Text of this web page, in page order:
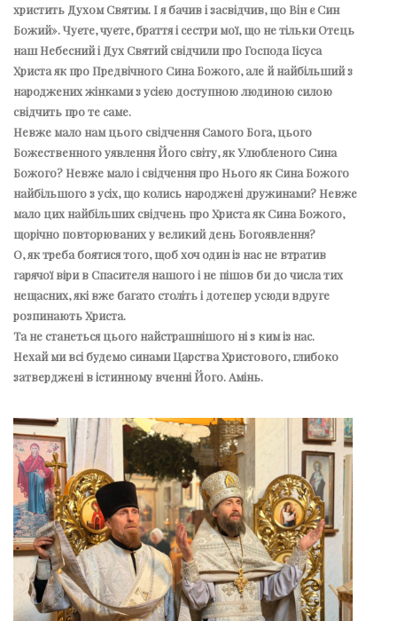
христить Духом Святим. І я бачив і засвідчив, що Він є Син
Божий». Чуєте, чуєте, браття і сестри мої, що не тільки Отець
наш Небесний і Дух Святий свідчили про Господа Іісуса
Христа як про Предвічного Сина Божого, але й найбільший з
народжених жінками з усією доступною людиною силою
свідчить про те саме.
Невже мало нам цього свідчення Самого Бога, цього
Божественного уявлення Його світу, як Улюбленого Сина
Божого? Невже мало і свідчення про Нього як Сина Божого
найбільшого з усіх, що колись народжені дружинами? Невже
мало цих найбільших свідчень про Христа як Сина Божого,
щорічно повторюваних у великий день Богоявлення?
О, як треба боятися того, щоб хоч один із нас не втратив
гарячої віри в Спасителя нашого і не пішов би до числа тих
нещасних, які вже багато століть і дотепер усюди вдруге
розпинають Христа.
Та не станеться цього найстрашнішого ні з ким із нас.
Нехай ми всі будемо синами Царства Христового, глибоко
затверджені в істинному вченні Його. Амінь.